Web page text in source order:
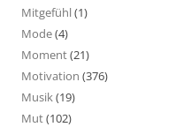
Mitgefühl(1)
Mode(4)
Moment(21)
Motivation (376)
Musik(19)
Mut(102)